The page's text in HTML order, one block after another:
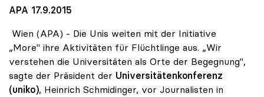
APA 17.9.2015
Wien (APA) - Die Unis weiten mit der Initiative
„More" ihre Aktivitäten für Flüchtlinge aus. „Wir
verstehen die Universitäten als Orte der Begegnung",
sagte der Präsident der Universitätenkonferenz
(uniko), Heinrich Schmidinger, vor Journalisten in